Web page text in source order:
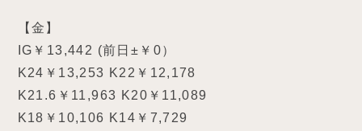
【金】
IG￥13,442 (前日±￥0）
K24￥13,253 K22￥12,178
K21.6￥11,963 K20￥11,089
K18￥10,106 K14￥7,729